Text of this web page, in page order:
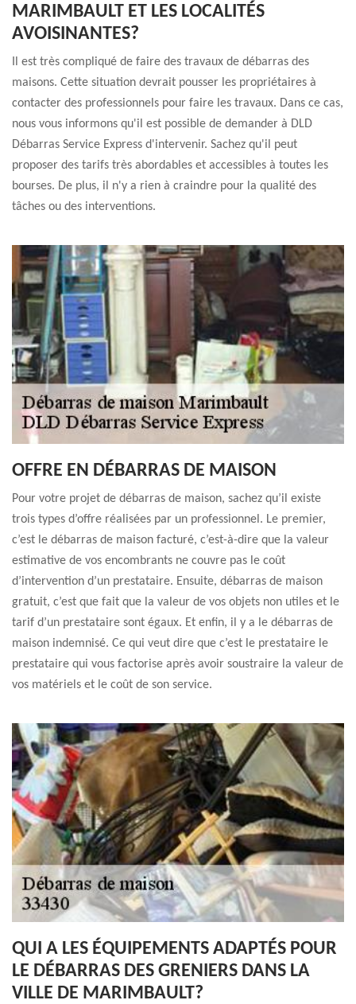
MARIMBAULT ET LES LOCALITÉS
AVOISINANTES?
Il est très compliqué de faire des travaux de débarras des
maisons. Cette situation devrait pousser les propriétaires à
contacter des professionnels pour faire les travaux. Dans ce cas,
nous vous informons qu'il est possible de demander à DLD
Débarras Service Express d'intervenir. Sachez qu'il peut
proposer des tarifs très abordables et accessibles à toutes les
bourses. De plus, il n'y a rien à craindre pour la qualité des
tâches ou des interventions.
OFFRE EN DÉBARRAS DE MAISON
Pour votre projet de débarras de maison, sachez qu’il existe
trois types d’offre réalisées par un professionnel. Le premier,
c’est le débarras de maison facturé, c’est-à-dire que la valeur
estimative de vos encombrants ne couvre pas le coût
d’intervention d’un prestataire. Ensuite, débarras de maison
gratuit, c’est que fait que la valeur de vos objets non utiles et le
tarif d’un prestataire sont égaux. Et enfin, il y a le débarras de
maison indemnisé. Ce qui veut dire que c’est le prestataire le
prestataire qui vous factorise après avoir soustraire la valeur de
vos matériels et le coût de son service.
QUI A LES ÉQUIPEMENTS ADAPTÉS POUR
LE DÉBARRAS DES GRENIERS DANS LA
VILLE DE MARIMBAULT?